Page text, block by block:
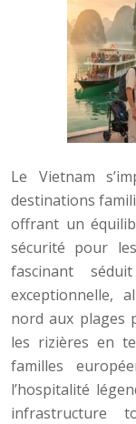
Le Vietnam
destinations
offrant un
sécurité pour
fascinant
exceptionnelle,
nord aux plages
les rizières en
familles
l’hospitalité
infrastructure